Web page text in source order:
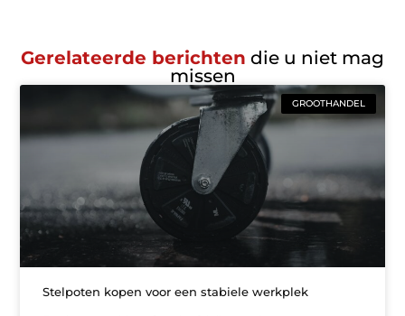
Gerelateerde berichten die u niet mag
missen
GROOTHANDEL
Stelpoten kopen voor een stabiele werkplek